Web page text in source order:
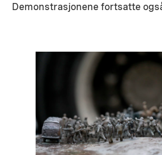
Demonstrasjonene fortsatte